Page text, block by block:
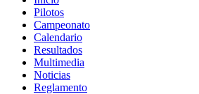
Pilotos
Campeonato
Calendario
Resultados
Multimedia
Noticias
Reglamento